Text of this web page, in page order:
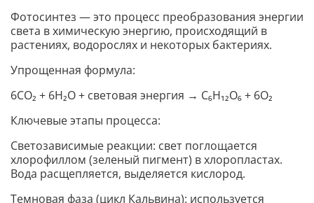
Фотосинтез — это процесс преобразования энергии
света в химическую энергию, происходящий в
растениях, водорослях и некоторых бактериях.
Упрощенная формула:
6CO₂ + 6H₂O + световая энергия → C₆H₁₂O₆ + 6O₂
Ключевые этапы процесса:
Светозависимые реакции: свет поглощается
хлорофиллом (зеленый пигмент) в хлоропластах.
Вода расщепляется, выделяется кислород.
Темновая фаза (цикл Кальвина): используется